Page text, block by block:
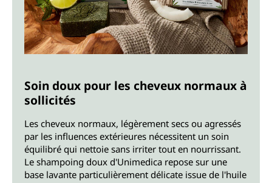
Soin doux pour les cheveux normaux à
sollicités
Les cheveux normaux, légèrement secs ou agressés
par les influences extérieures nécessitent un soin
équilibré qui nettoie sans irriter tout en nourrissant.
Le shampoing doux d'Unimedica repose sur une
base lavante particulièrement délicate issue de l'huile